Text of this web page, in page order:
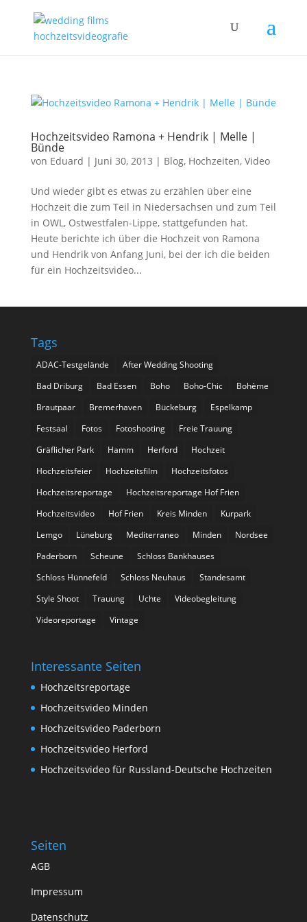
Hochzeitsvideo Ramona + Hendrik | Melle |
Bünde
von Eduard | Juni 30, 2013 | Blog, Hochzeiten, Video
Und wieder gibt es etwas zu erzählen über eine
Hochzeit die zum Teil in Niedersachsen und zum Teil
in OWL, Ostwestfalen-Lippe, stattgefunden hat.
Heute berichte ich über die Hochzeit von Ramona
und Hendrik von Anfang Juni, bei der ich die beiden
für ein Hochzeitsvideo...
Tags
ADAC-Testgelände
After Wedding Shooting
Bad Driburg
Bad Essen Boho Boho-Chic
Bohème
Brautpaar
Bremerhaven Bückeburg
Espelkamp
Festsaal
Fotos Fotoshooting
Freie Trauung
Gräflicher Park
Hamm Herford
Hochzeit
Hochzeitsfeier
Hochzeitsfilm
Hochzeitsfotos
Hochzeitsreportage
Hochzeitsreportage Hof Frien
Hochzeitsvideo
Hof Frien Kreis Minden
Kurpark
Lemgo
Lüneburg Mediterraneo Minden
Nordsee
Paderborn
Scheune
Schloss Bankhauses
Schloss Hünnefeld
Schloss Neuhaus
Standesamt
Style Shoot
Trauung Uchte
Videobegleitung
Videoreportage
Vintage
Interessante Seiten
Hochzeitsreportage
Hochzeitsvideo Minden
Hochzeitsvideo Paderborn
Hochzeitsvideo Herford
Hochzeitsvideo für Russland-Deutsche Hochzeiten
Seiten
AGB
Impressum
Datenschutz